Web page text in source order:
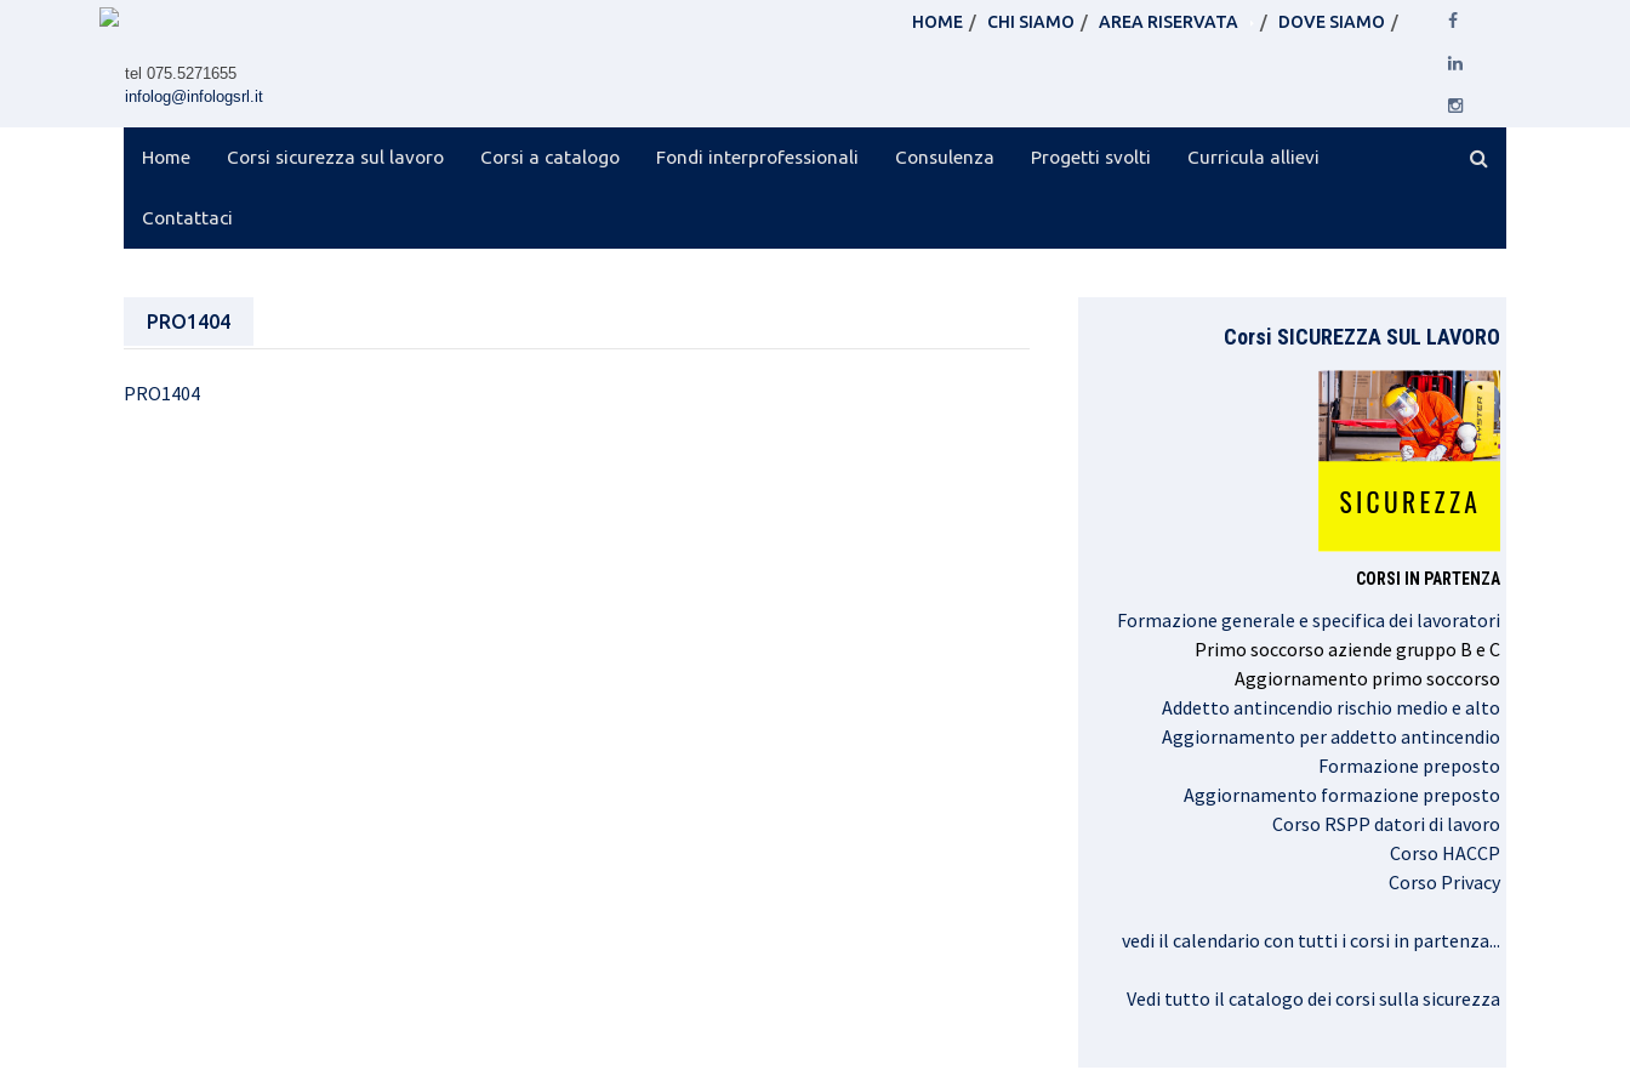
tel 075.5271655
infolog@infologsrl.it
HOME CHI SIAMO AREA RISERVATA DOVE SIAMO
Home Corsi sicurezza sul lavoro Corsi a catalogo Fondi interprofessionali Consulenza Progetti svolti Curricula allievi
Contattaci
PRO1404
PRO1404
Corsi SICUREZZA SUL LAVORO
CORSI IN PARTENZA
Formazione generale e specifica dei lavoratori
Primo soccorso aziende gruppo B e C
Aggiornamento primo soccorso
Addetto antincendio rischio medio e alto
Aggiornamento per addetto antincendio
Formazione preposto
Aggiornamento formazione preposto
Corso RSPP datori di lavoro
Corso HACCP
Corso Privacy
vedi il calendario con tutti i corsi in partenza...
Vedi tutto il catalogo dei corsi sulla sicurezza